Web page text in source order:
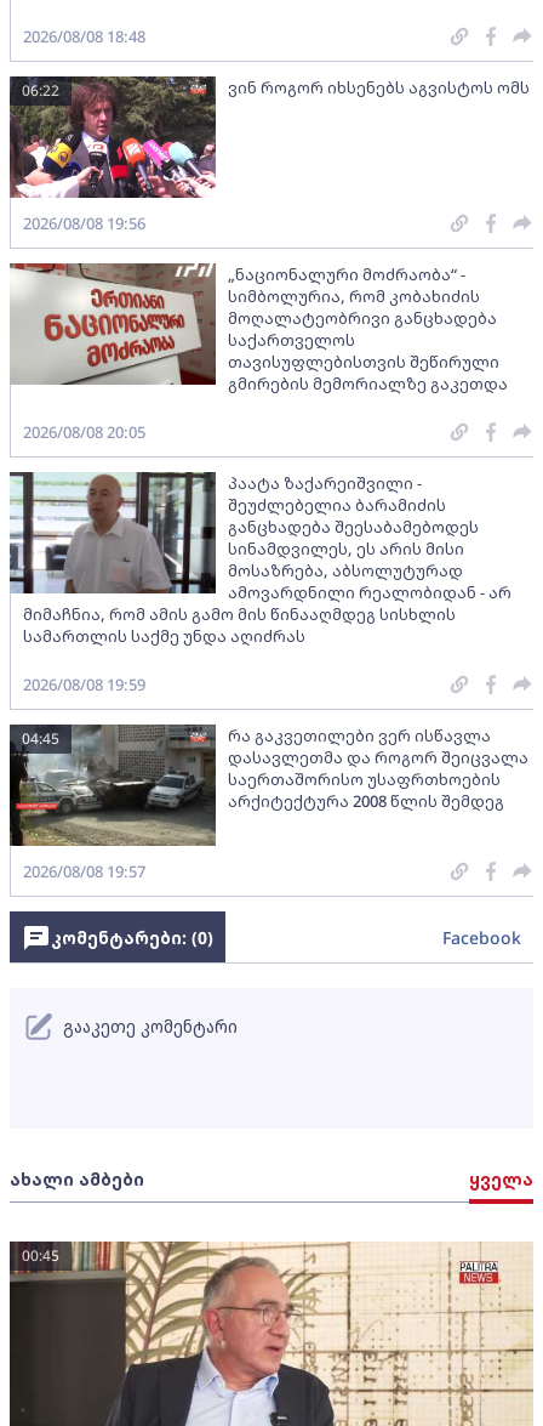
2026/08/08 18:48
ვინ როგორ იხსენებს აგვისტოს ომს
06:22
2026/08/08 19:56
„ნაციონალური მოძრაობა“ -
სიმბოლურია, რომ კობახიძის
მოღალატეობრივი განცხადება
საქართველოს
თავისუფლებისთვის შეწირული
გმირების მემორიალზე გაკეთდა
2026/08/08 20:05
პაატა ზაქარეიშვილი -
შეუძლებელია ბარამიძის
განცხადება შეესაბამებოდეს
სინამდვილეს, ეს არის მისი
მოსაზრება, აბსოლუტურად
ამოვარდნილი რეალობიდან - არ
მიმაჩნია, რომ ამის გამო მის წინააღმდეგ სისხლის
სამართლის საქმე უნდა აღიძრას
2026/08/08 19:59
რა გაკვეთილები ვერ ისწავლა
დასავლეთმა და როგორ შეიცვალა
საერთაშორისო უსაფრთხოების
არქიტექტურა 2008 წლის შემდეგ
04:45
2026/08/08 19:57
ახალი ამბები ყველა
00:45
კომენტარები: (0) Facebook
გააკეთე კომენტარი